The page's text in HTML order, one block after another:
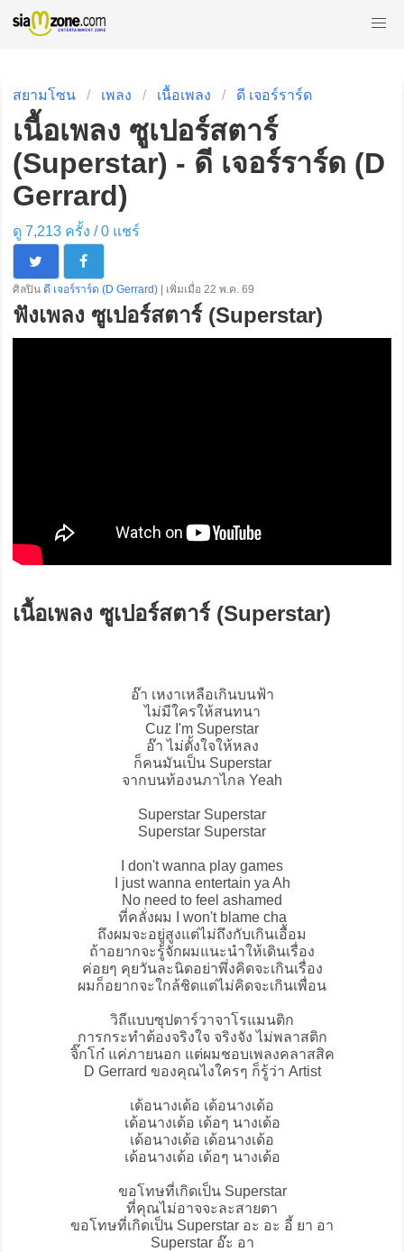
สยามโซน เพลง เนื้อเพลง ดี เจอร์ราร์ด
เนื้อเพลง ซูเปอร์สตาร์
(Superstar) - ดี เจอร์ราร์ด (D
Gerrard)
ดู 7,213 ครั้ง /0แชร์
ศิลปิน ดี เจอร์ราร์ด (D Gerrard) | เพิ่มเมื่อ 22 พ.ค. 69
ฟังเพลง ซูเปอร์สตาร์ (Superstar)
เนื้อเพลง ซูเปอร์สตาร์ (Superstar)
อ๊า เหงาเหลือเกินบนฟ้า
ไม่มีใครให้สนทนา
Cuz I'm Superstar
อ๊า ไม่ตั้งใจให้หลง
ก็คนมันเป็น Superstar
จากบนท้องนภาไกล Yeah
Superstar Superstar
Superstar Superstar
I don't wanna play games
I just wanna entertain ya Ah
No need to feel ashamed
ที่คลั่งผม I won't blame cha
ถึงผมจะอยู่สูงแต่ไม่ถึงกับเกินเอื้อม
ถ้าอยากจะรู้จักผมแนะนำให้เดินเรื่อง
ค่อยๆ คุยวันละนิดอย่าพึ่งคิดจะเกินเรื่อง
ผมก็อยากจะใกล้ชิดแต่ไม่คิดจะเกินเพื่อน
วิถีแบบซุปตาร์วาจาโรแมนติก
การกระทำต้องจริงใจ จริงจัง ไม่พลาสติก
จิ๊กโก๋ แค่ภายนอก แต่ผมชอบเพลงคลาสสิค
D Gerrard ของคุณไงใครๆ ก็รู้ว่า Artist
เด้อนางเด้อ เด้อนางเด้อ
เด้อนางเด้อ เด้อๆ นางเด้อ
เด้อนางเด้อ เด้อนางเด้อ
เด้อนางเด้อ เด้อๆ นางเด้อ
ขอโทษที่เกิดเป็น Superstar
ที่คุณไม่อาจจะละสายตา
ขอโทษที่เกิดเป็น Superstar อะ อะ อี้ ยา อา
Superstar อ๊ะ อา